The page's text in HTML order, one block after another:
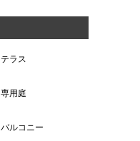
テラス
専用庭
バルコニー